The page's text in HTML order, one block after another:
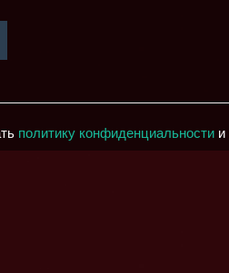
политику конфиденциальности и